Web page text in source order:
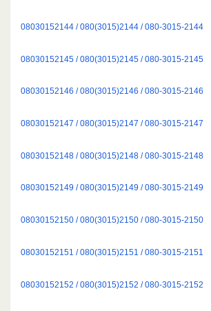
08030152144 / 080(3015)2144 / 080-3015-2144
08030152145 / 080(3015)2145 / 080-3015-2145
08030152146 / 080(3015)2146 / 080-3015-2146
08030152147 / 080(3015)2147 / 080-3015-2147
08030152148 / 080(3015)2148 / 080-3015-2148
08030152149 / 080(3015)2149 / 080-3015-2149
08030152150 / 080(3015)2150 / 080-3015-2150
08030152151 / 080(3015)2151 / 080-3015-2151
08030152152 / 080(3015)2152 / 080-3015-2152